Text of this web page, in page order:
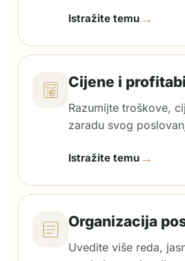
Istražite temu →
Cijene i
Razumijte troškove,
zaradu svog
Istražite temu →
Organizacija
Uvedite više reda,